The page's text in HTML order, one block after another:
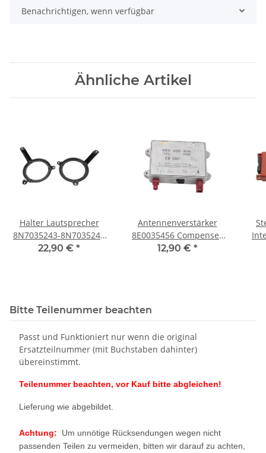
Benachrichtigen, wenn verfügbar
Ähnliche Artikel
Halter Lautsprecher
8N7035243-8N7035244
Audi TT 8N Roadster
22,90 € *
Antennenverstärker
8E0035456 Compenser
VW Audi A3 A4 A6 4F A8
12,90 € *
Bitte Teilenummer beachten
Passt und Funktioniert nur wenn die original
Ersatzteilnummer (mit Buchstaben dahinter)
übereinstimmt.
Teilenummer beachten, vor Kauf bitte abgleichen!
Lieferung wie abgebildet.
Achtung: Um unnötige Rücksendungen wegen nicht
passenden Teilen zu vermeiden, bitten wir darauf zu achten,